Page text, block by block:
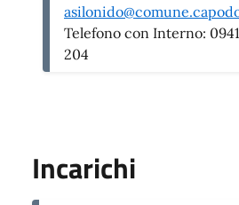
Telefono con Interno:
204
Incarichi